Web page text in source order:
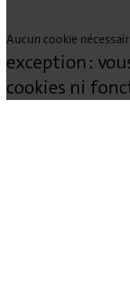
Aucun cookie
exception :
cookies ni